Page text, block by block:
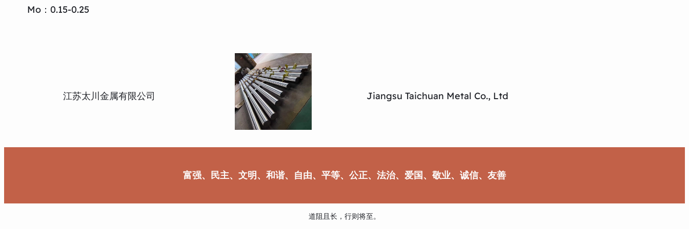
Mo：0.15-0.25
江苏太川金属有限公司 Jiangsu Taichuan Metal Co., Ltd
富强、民主、文明、和谐、自由、平等、公正、法治、爱国、敬业、诚信、友善
道阻且长，行则将至。